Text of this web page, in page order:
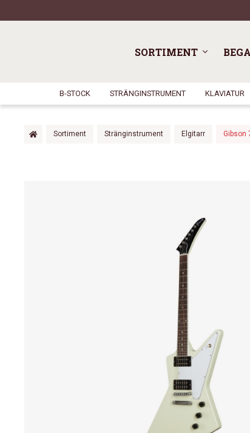
SORTIMENT
B-STOCK STRÄNGINSTRUMENT KLAVIATUR
Sortiment Stränginstrument Elgitarr Gibson